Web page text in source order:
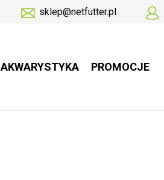
sklep@netfutter.pl
AKWARYSTYKA PROMOCJE